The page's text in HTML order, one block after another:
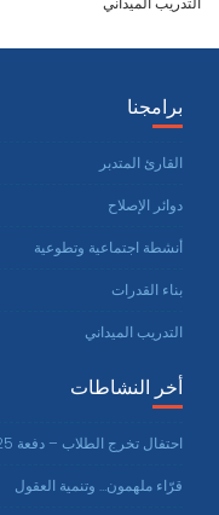
برامجنا
القارئ المتدبر
دوائر الإصلاح
أنشطة اجتماعية وتطوعية
بناء القدرات
التدريب الميداني
أخر النشاطات
احتفال تخرج الطلاب – دفعة 2025
قرّاء ملهمون… وتنمية العقول